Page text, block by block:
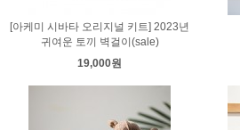
[아케미 시바타 오리지널 키트] 2023년
귀여운 토끼 벽걸이(sale)
19,000원